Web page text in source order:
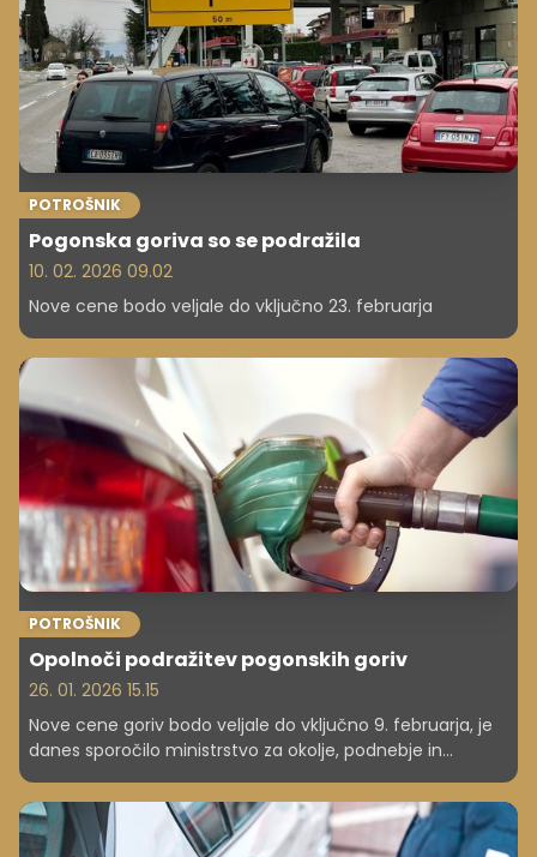
POTROŠNIK
Pogonska goriva so se podražila
10. 02. 2026 09.02
Nove cene bodo veljale do vključno 23. februarja
POTROŠNIK
Opolnoči podražitev pogonskih goriv
26. 01. 2026 15.15
Nove cene goriv bodo veljale do vključno 9. februarja, je
danes sporočilo ministrstvo za okolje, podnebje in